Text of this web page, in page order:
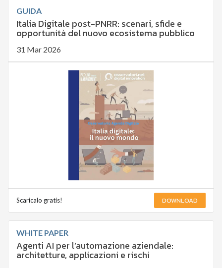
GUIDA
Italia Digitale post-PNRR: scenari, sfide e
opportunità del nuovo ecosistema pubblico
31 Mar 2026
Scaricalo gratis! DOWNLOAD
WHITE PAPER
Agenti AI per l’automazione aziendale:
architetture, applicazioni e rischi